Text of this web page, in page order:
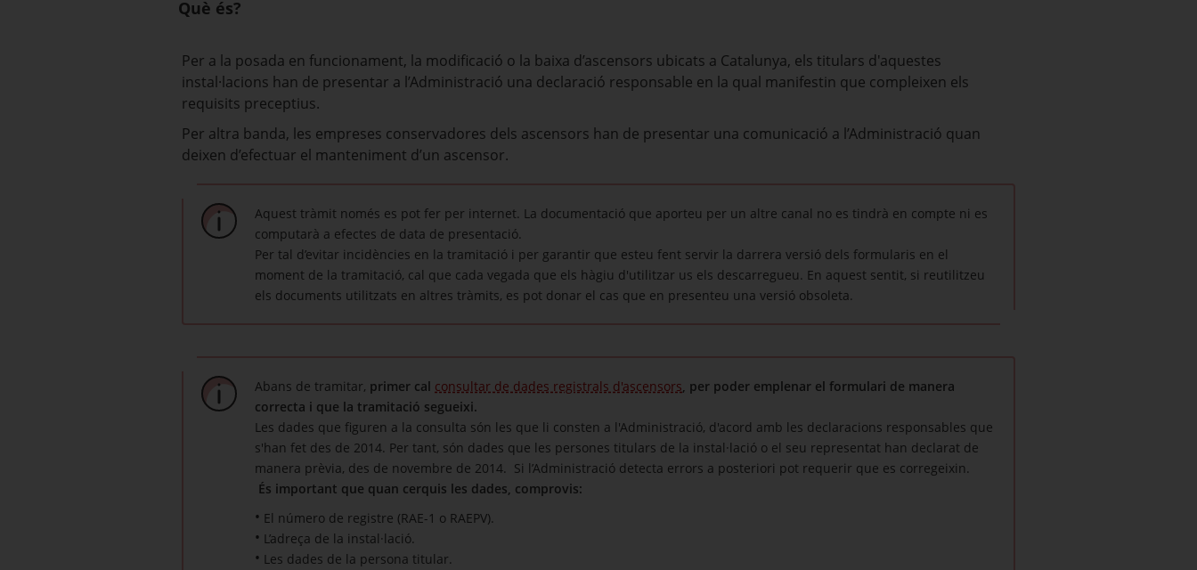
Què és?
Per a la posada en funcionament, la modificació o la baixa d’ascensors ubicats a Catalunya, els titulars d'aquestes
instal·lacions han de presentar a l’Administració una declaració responsable en la qual manifestin que compleixen els
requisits preceptius.
Per altra banda, les empreses conservadores dels ascensors han de presentar una comunicació a l’Administració quan
deixen d’efectuar el manteniment d’un ascensor.
Aquest tràmit només es pot fer per internet. La documentació que aporteu per un altre canal no es tindrà en compte ni es
computarà a efectes de data de presentació.
Per tal d’evitar incidències en la tramitació i per garantir que esteu fent servir la darrera versió dels formularis en el
moment de la tramitació, cal que cada vegada que els hàgiu d'utilitzar us els descarregueu. En aquest sentit, si reutilitzeu
els documents utilitzats en altres tràmits, es pot donar el cas que en presenteu una versió obsoleta.
Abans de tramitar, primer cal consultar de dades registrals d'ascensors, per poder emplenar el formulari de manera
correcta i que la tramitació segueixi.
Les dades que figuren a la consulta són les que li consten a l'Administració, d'acord amb les declaracions responsables que
s'han fet des de 2014. Per tant, són dades que les persones titulars de la instal·lació o el seu representat han declarat de
manera prèvia, des de novembre de 2014. Si l’Administració detecta errors a posteriori pot requerir que es corregeixin.
És important que quan cerquis les dades, comprovis:
El número de registre (RAE-1 o RAEPV).
L’adreça de la instal·lació.
Les dades de la persona titular.